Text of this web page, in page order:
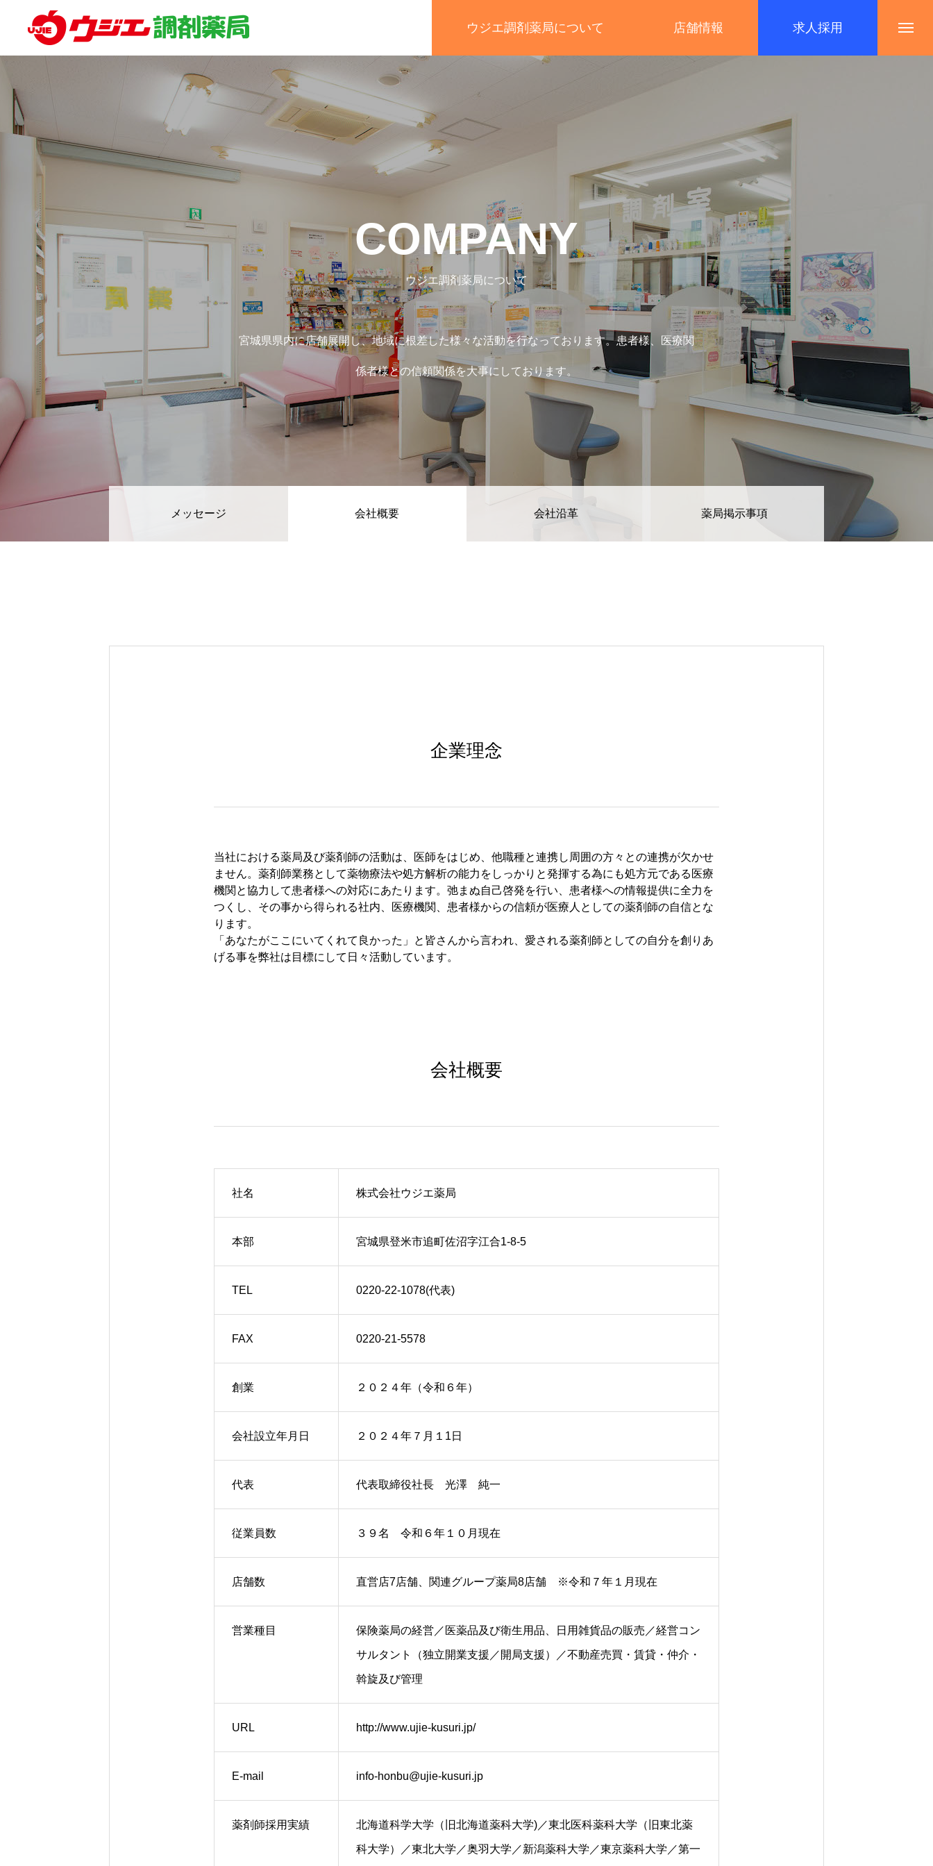
ウジエ調剤薬局について 店舗情報 求人採用
お問合せ／エントリー
COMPANY
ウジエ調剤薬局について
宮城県県内に店舗展開し、地域に根差した様々な活動を行なっております。患者様、医療関
係者様との信頼関係を大事にしております。
メッセージ 会社概要 会社沿革 薬局掲示事項
企業理念
当社における薬局及び薬剤師の活動は、医師をはじめ、他職種と連携し周囲の方々との連携が欠かせ
ません。薬剤師業務として薬物療法や処方解析の能力をしっかりと発揮する為にも処方元である医療
機関と協力して患者様への対応にあたります。弛まぬ自己啓発を行い、患者様への情報提供に全力を
つくし、その事から得られる社内、医療機関、患者様からの信頼が医療人としての薬剤師の自信とな
ります。
「あなたがここにいてくれて良かった」と皆さんから言われ、愛される薬剤師としての自分を創りあ
げる事を弊社は目標にして日々活動しています。
会社概要
社名 株式会社ウジエ薬局
本部 宮城県登米市追町佐沼字江合1-8-5
TEL 0220-22-1078(代表)
FAX 0220-21-5578
創業 ２０２４年（令和６年）
会社設立年月日 ２０２４年７月１1日
代表 代表取締役社長 光澤 純一
従業員数 ３９名 令和６年１０月現在
店舗数 直営店7店舗、関連グループ薬局8店舗 ※令和７年１月現在
営業種目 ​保険薬局の経営／医薬品及び衛生用品、日用雑貨品の販売／経営コン
サルタント（独立開業支援／開局支援）／不動産売買・賃貸・仲介・
斡旋及び管理
URL http://www.ujie-kusuri.jp/
E-mail info-honbu@ujie-kusuri.jp
薬剤師採用実績 北海道科学大学（旧北海道薬科大学)／東北医科薬科大学（旧東北薬
科大学）／東北大学／奥羽大学／新潟薬科大学／東京薬科大学／第一